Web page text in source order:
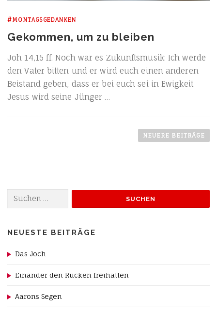
#MONTAGSGEDANKEN
Gekommen, um zu bleiben
Joh 14,15 ff. Noch war es Zukunfts­mu­sik: Ich wer­de
den Vater bit­ten und er wird euch einen ande­ren
Bei­stand geben, dass er bei euch sei in Ewig­keit.
Jesus wird sei­ne Jünger …
a
i
g
t
NEUERE BEITRÄGE
nach:
NEUESTE BEITRÄGE
Das Joch
Einander den Rücken freihalten
Aarons Segen